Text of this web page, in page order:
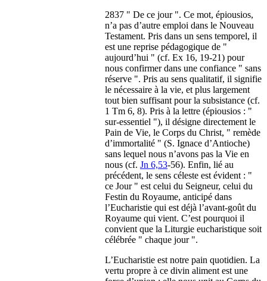
2837 " De ce jour ". Ce mot, épiousios,
n’a pas d’autre emploi dans le Nouveau
Testament. Pris dans un sens temporel, il
est une reprise pédagogique de "
aujourd’hui " (cf. Ex 16, 19-21) pour
nous confirmer dans une confiance " sans
réserve ". Pris au sens qualitatif, il signifie
le nécessaire à la vie, et plus largement
tout bien suffisant pour la subsistance (cf.
1 Tm 6, 8). Pris à la lettre (épiousios : "
sur-essentiel "), il désigne directement le
Pain de Vie, le Corps du Christ, " remède
d’immortalité " (S. Ignace d’Antioche)
sans lequel nous n’avons pas la Vie en
nous (cf. Jn 6,53-56). Enfin, lié au
précédent, le sens céleste est évident : "
ce Jour " est celui du Seigneur, celui du
Festin du Royaume, anticipé dans
l’Eucharistie qui est déjà l’avant-goût du
Royaume qui vient. C’est pourquoi il
convient que la Liturgie eucharistique soit
célébrée " chaque jour ".
L’Eucharistie est notre pain quotidien. La
vertu propre à ce divin aliment est une